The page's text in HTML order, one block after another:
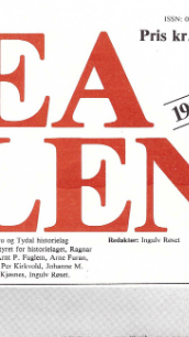
ARRANGEMENT
ORGANISERING
HISTORIKK
STYRET
BLADNEMND
VALGKOMITÉ
ÆRESMEDLEMMER